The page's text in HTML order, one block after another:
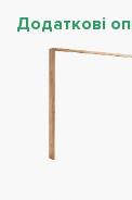
Додаткові